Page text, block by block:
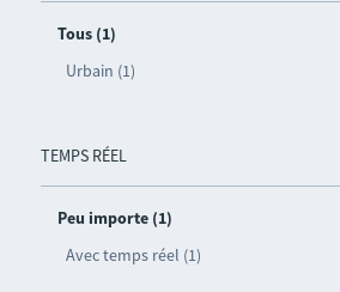
Tous (1)
Urbain (1)
TEMPS RÉEL
Peu importe (1)
Avec temps réel (1)